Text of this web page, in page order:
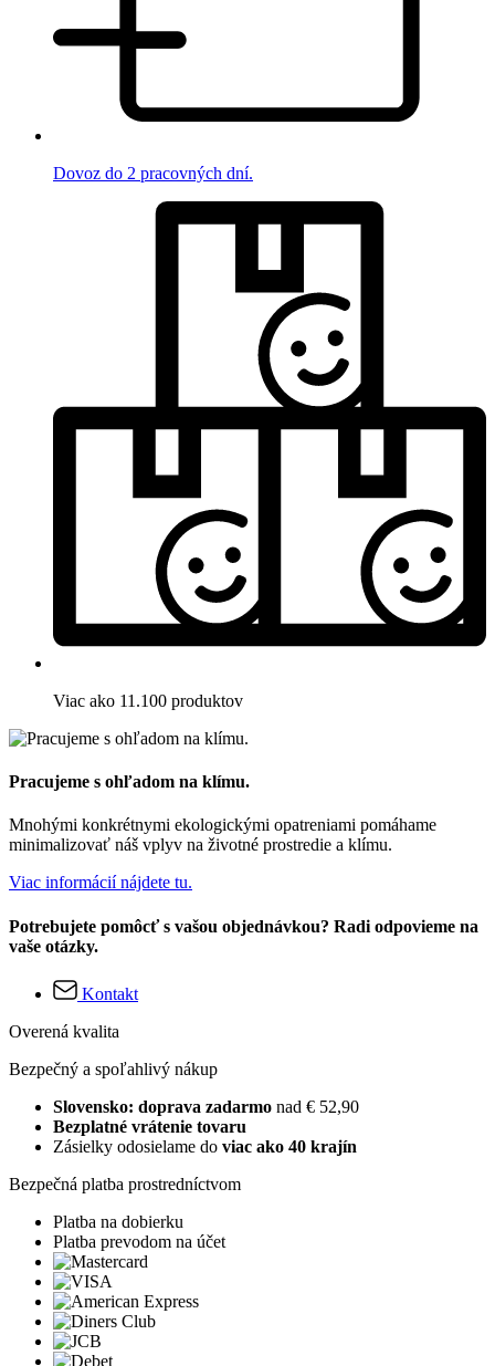
Dovoz do 2 pracovných dní.
Viac ako 11.100 produktov
Pracujeme s ohľadom na klímu.
Mnohými konkrétnymi ekologickými opatreniami pomáhame
minimalizovať náš vplyv na životné prostredie a klímu.
Viac informácií nájdete tu.
Potrebujete pomôcť s vašou objednávkou? Radi odpovieme na
vaše otázky.
Kontakt
Overená kvalita
Bezpečný a spoľahlivý nákup
Slovensko: doprava zadarmo nad € 52,90
Bezplatné vrátenie tovaru
Zásielky odosielame do viac ako 40 krajín
Bezpečná platba prostredníctvom
Platba na dobierku
Platba prevodom na účet